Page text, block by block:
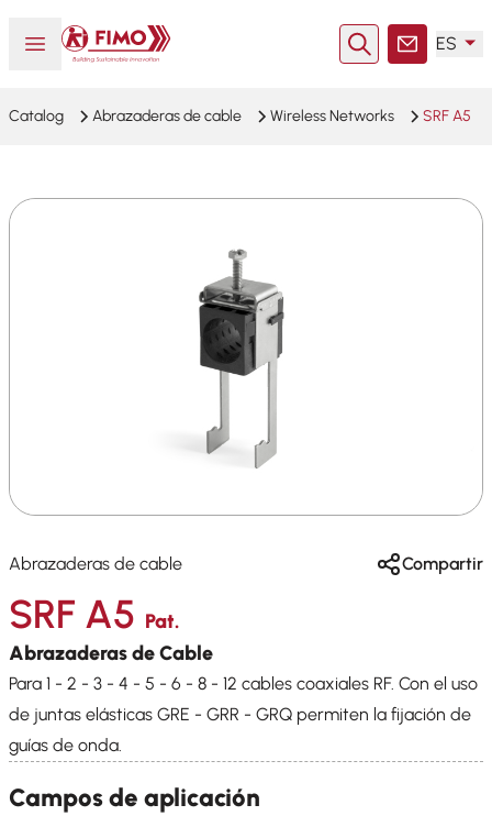
Abrir o cerrar el menú
Volver a la página principal
Buscar enContacto
ES
Catalog Abrazaderas de cable Wireless Networks SRF A5
Abrazaderas de cable Compartir
SRF A5 Pat.
Abrazaderas de Cable
Para 1 - 2 - 3 - 4 - 5 - 6 - 8 - 12 cables coaxiales RF. Con el uso
de juntas elásticas GRE - GRR - GRQ permiten la fijación de
guías de onda.
Campos de aplicación